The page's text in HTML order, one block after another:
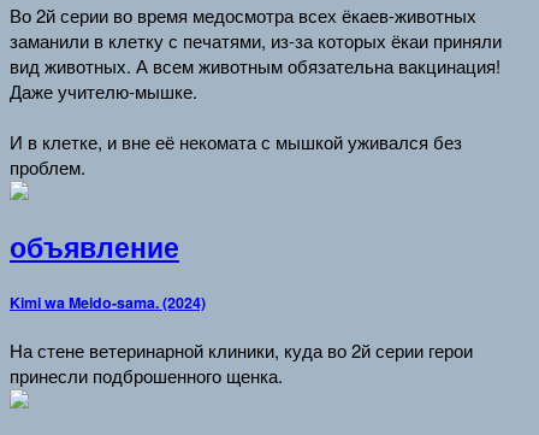
Во 2й серии во время медосмотра всех ёкаев-животных
заманили в клетку с печатями, из-за которых ёкаи приняли
вид животных. А всем животным обязательна вакцинация!
Даже учителю-мышке.
И в клетке, и вне её некомата с мышкой уживался без
проблем.
объявление
Kimi wa Meido-sama. (2024)
На стене ветеринарной клиники, куда во 2й серии герои
принесли подброшенного щенка.